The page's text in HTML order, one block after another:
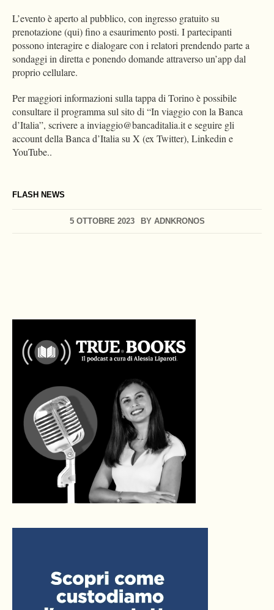
FLASH NEWS
5 OTTOBRE 2023 BY ADNKRONOS
L’evento è aperto al pubblico, con ingresso gratuito su
prenotazione (qui) fino a esaurimento posti. I partecipanti
possono interagire e dialogare con i relatori prendendo parte a
sondaggi in diretta e ponendo domande attraverso un’app dal
proprio cellulare.
Per maggiori informazioni sulla tappa di Torino è possibile
consultare il programma sul sito di “In viaggio con la Banca
d’Italia”, scrivere a inviaggio@bancaditalia.ite seguire gli
account della Banca d’Italia su X (ex Twitter), Linkedin e
YouTube..